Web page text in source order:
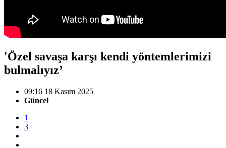
'Özel savaşa karşı kendi yöntemlerimizi
bulmalıyız’
09:16 18 Kasım 2025
Güncel
1
3